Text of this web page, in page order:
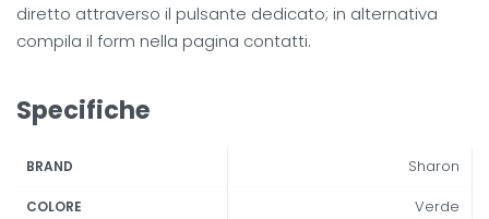
diretto attraverso il pulsante dedicato; in alternativa
compila il form nella pagina contatti.
Specifiche
BRAND Sharon
COLORE Verde